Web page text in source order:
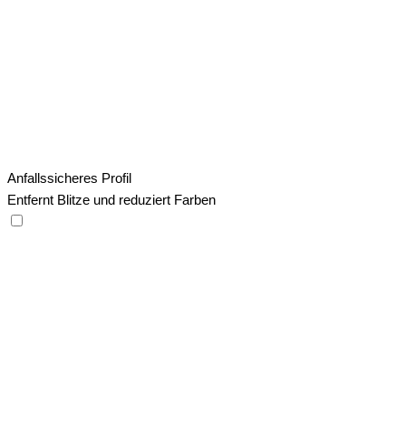
Anfallssicheres Profil
Entfernt Blitze und reduziert Farben